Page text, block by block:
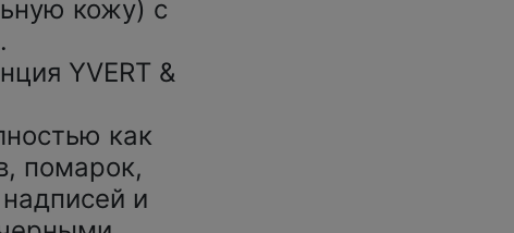
кожу) с
YVERT &
как
помарок,
и